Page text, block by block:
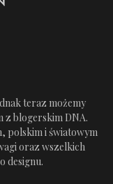
teraz możemy
z blogerskim DNA.
polskim i światowym
oraz wszelkich
designu.